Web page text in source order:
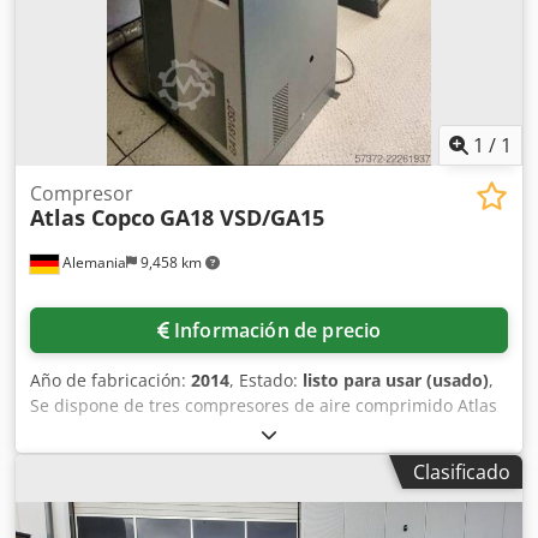
comprimido Controlador Elektronikon Válvula de entrada
Módulo VSD Fabricante Código: 8153336470 Si no está
seguro de si el dispositivo es adecuado para usted o no ha
encontrado el compresor ideal, ¡LLAME! Le asesoraremos
para elegir el dispositivo adecuado. Le invitamos a conocer
nuestra oferta completa.
1 / 1
Alemania 9,458 km
Compresor
Atlas Copco GA18 VSD/GA15
Información de precio
Año de fabricación: 2014, Estado: listo para usar (usado),
Se dispone de tres compresores de aire comprimido Atlas
Copco. 1) Compresor de tornillo lubricado con aceite Atlas
Copco GA18 VSD, año de fabricación: 2014, presión de
funcionamiento máxima: 13 bar, potencia: 18 kW, caudal
de aire máximo: 216 m³/h, dimensiones de la máquina
X/Y/Z: aproximadamente 1300 mm/900 mm/1500 mm,
Clasificado